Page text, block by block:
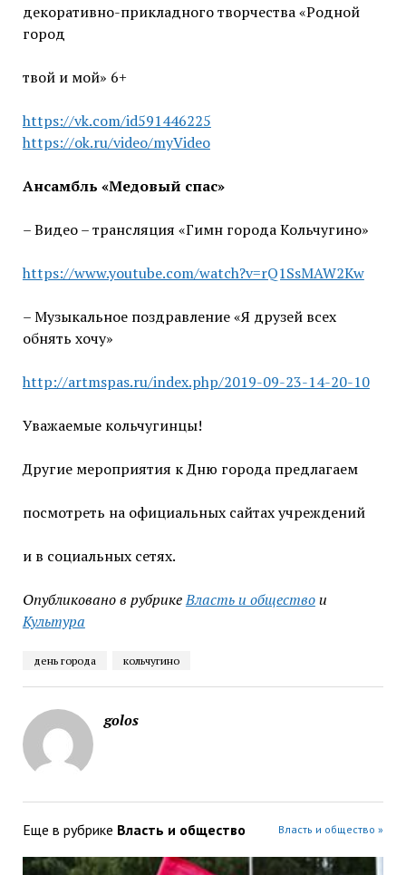
декоративно-прикладного творчества «Родной
город
твой и мой» 6+
https://vk.com/id591446225
https://ok.ru/video/myVideo
Ансамбль «Медовый спас»
– Видео – трансляция «Гимн города Кольчугино»
https://www.youtube.com/watch?v=rQ1SsMAW2Kw
– Музыкальное поздравление «Я друзей всех
обнять хочу»
http://artmspas.ru/index.php/2019-09-23-14-20-10
Уважаемые кольчугинцы!
Другие мероприятия к Дню города предлагаем
посмотреть на официальных сайтах учреждений
и в социальных сетях.
Опубликовано в рубрикеВласть и обществои
Культура
день города кольчугино
golos
Еще в рубрике Власть и общество Власть и общество »